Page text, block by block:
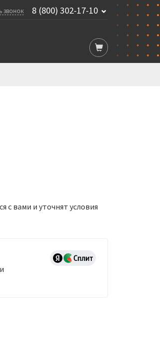
звонок 8 (800) 302-17-10
с вами и уточнят условия